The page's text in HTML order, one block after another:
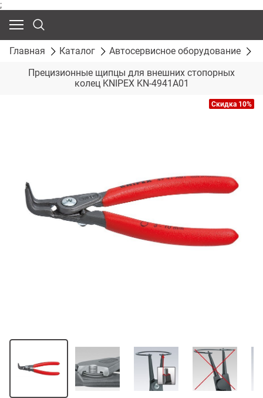
;
Главная Каталог Автосервисное оборудование
Прецизионные щипцы для внешних стопорных
колец KNIPEX KN-4941A01
Скидка 10%